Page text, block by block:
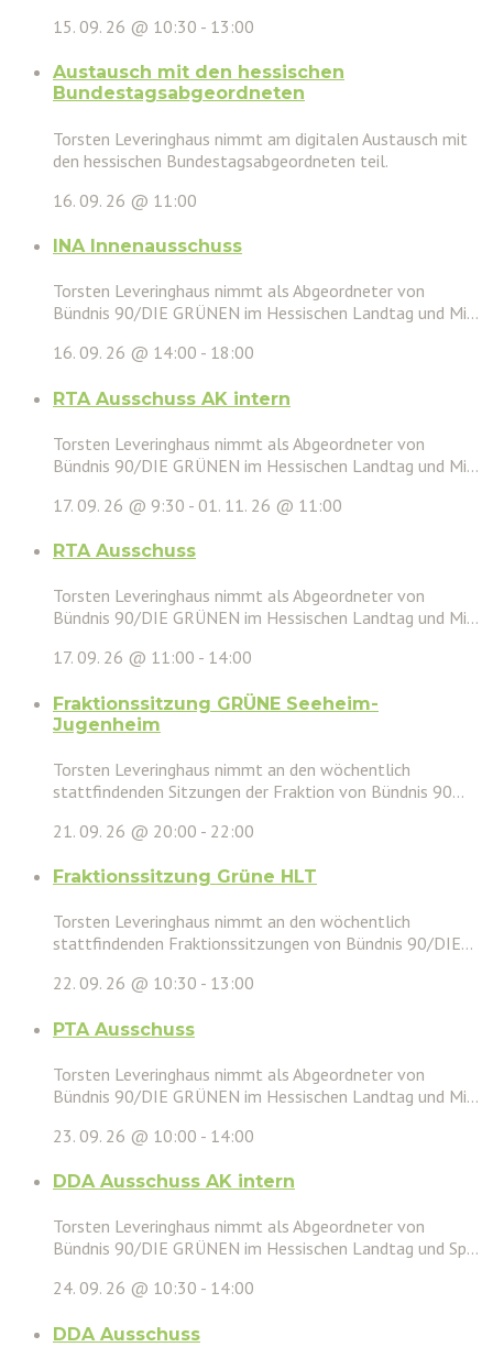
15. 09. 26 @ 10:30 - 13:00
Austausch mit den hessischen
Bundestagsabgeordneten
Torsten Leveringhaus nimmt am digitalen Austausch mit
den hessischen Bundestagsabgeordneten teil.
16. 09. 26 @ 11:00
INA Innenausschuss
Torsten Leveringhaus nimmt als Abgeordneter von
Bündnis 90/DIE GRÜNEN im Hessischen Landtag und Mi...
16. 09. 26 @ 14:00 - 18:00
RTA Ausschuss AK intern
Torsten Leveringhaus nimmt als Abgeordneter von
Bündnis 90/DIE GRÜNEN im Hessischen Landtag und Mi...
17. 09. 26 @ 9:30 - 01. 11. 26 @ 11:00
RTA Ausschuss
Torsten Leveringhaus nimmt als Abgeordneter von
Bündnis 90/DIE GRÜNEN im Hessischen Landtag und Mi...
17. 09. 26 @ 11:00 - 14:00
Fraktionssitzung GRÜNE Seeheim-
Jugenheim
Torsten Leveringhaus nimmt an den wöchentlich
stattfindenden Sitzungen der Fraktion von Bündnis 90...
21. 09. 26 @ 20:00 - 22:00
Fraktionssitzung Grüne HLT
Torsten Leveringhaus nimmt an den wöchentlich
stattfindenden Fraktionssitzungen von Bündnis 90/DIE...
22. 09. 26 @ 10:30 - 13:00
PTA Ausschuss
Torsten Leveringhaus nimmt als Abgeordneter von
Bündnis 90/DIE GRÜNEN im Hessischen Landtag und Mi...
23. 09. 26 @ 10:00 - 14:00
DDA Ausschuss AK intern
Torsten Leveringhaus nimmt als Abgeordneter von
Bündnis 90/DIE GRÜNEN im Hessischen Landtag und Sp...
24. 09. 26 @ 10:30 - 14:00
DDA Ausschuss